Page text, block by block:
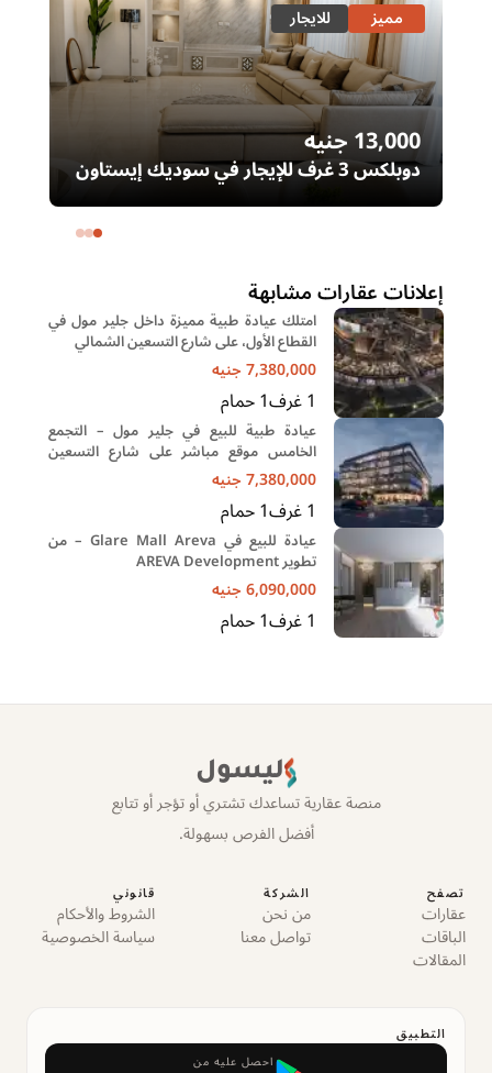
مميز للايجار
13,000جنيه
دوبلكس 3 غرف للإيجار في سوديك إيستاون
– التجمع الخامس | غرفة ناني
إعلانات عقارات مشابهة
امتلك عيادة طبية مميزة داخل جلير مول في
القطاع الأول، على شارع التسعين الشمالي
7,380,000جنيه
1غرف1حمام
عيادة طبية للبيع في جلير مول – التجمع
الخامس موقع مباشر على شارع التسعين
الشمالي
7,380,000جنيه
1غرف1حمام
عيادة للبيع في Glare Mall Areva – من
تطوير AREVA Development
6,090,000جنيه
1غرف1حمام
ليسول
منصة عقارية تساعدك تشتري أو تؤجر أو تتابع
أفضل الفرص بسهولة.
تصفح
عقارات
الباقات
المقالات
الشركة
من نحن
تواصل معنا
قانوني
الشروط والأحكام
سياسة الخصوصية
التطبيق
احصل عليه من